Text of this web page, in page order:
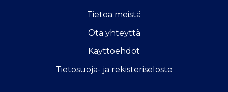
Tietoa meistä
Ota yhteyttä
Käyttöehdot
Tietosuoja- ja rekisteriseloste